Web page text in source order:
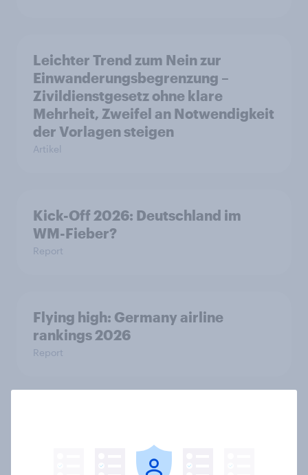
Leichter Trend zum Nein zur
Einwanderungsbegrenzung –
Zivildienstgesetz ohne klare
Mehrheit, Zweifel an Notwendigkeit
der Vorlagen steigen
Artikel
Kick-Off 2026: Deutschland im
WM-Fieber?
Report
Flying high: Germany airline
rankings 2026
Report